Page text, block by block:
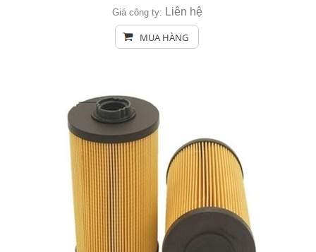
Giá công ty: Liên hệ
MUA HÀNG